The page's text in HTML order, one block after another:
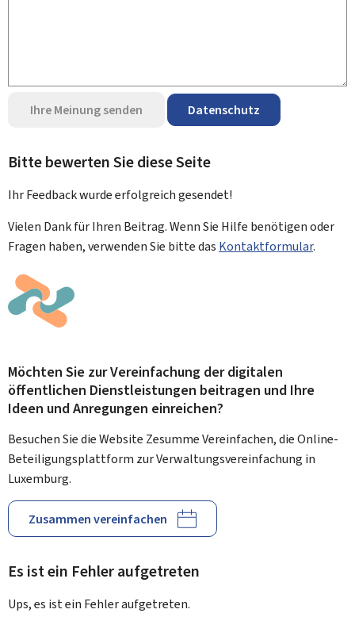
Ihre Meinung senden Datenschutz
Bitte bewerten Sie diese Seite
Ihr Feedback wurdeerfolgreichgesendet!
Vielen Dank für Ihren Beitrag. Wenn Sie Hilfe benötigen oder
Fragen haben, verwenden Sie bitte das Kontaktformular.
Möchten Sie zur Vereinfachung der digitalen
öffentlichen Dienstleistungen beitragen und Ihre
Ideen und Anregungen einreichen?
Besuchen Sie die Website Zesumme Vereinfachen, die Online-
Beteiligungsplattform zur Verwaltungsvereinfachung in
Luxemburg.
Zusammen vereinfachen
Es ist ein Fehler aufgetreten
Ups, es ist ein Fehler aufgetreten.